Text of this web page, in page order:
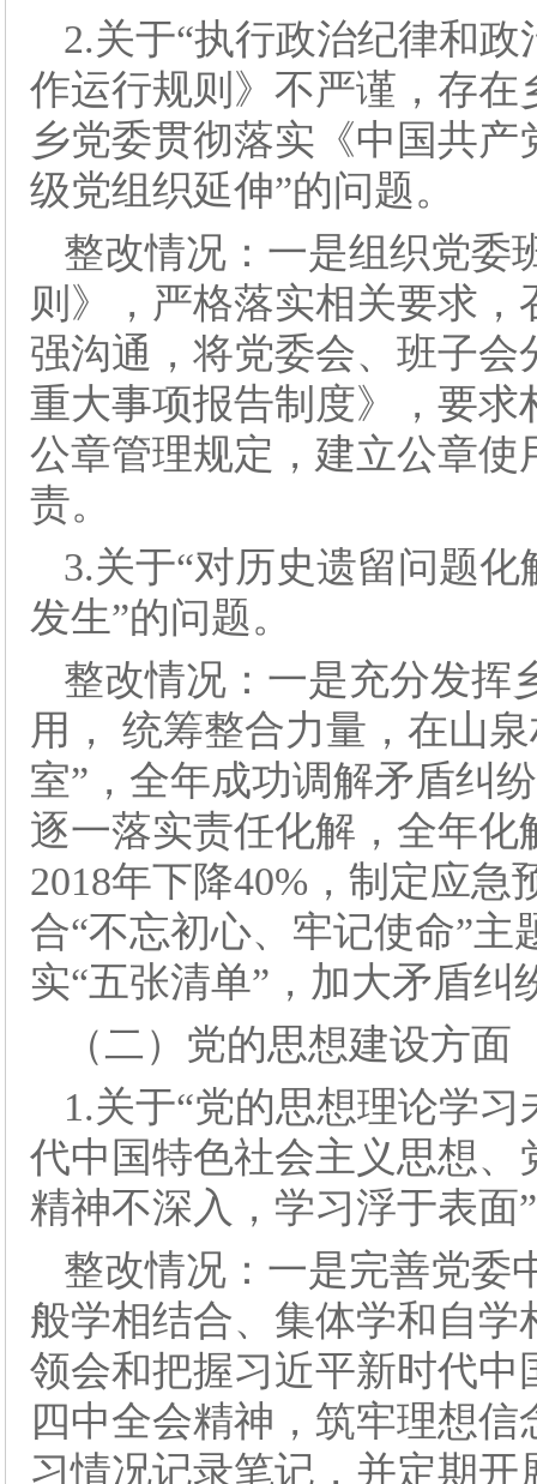
2.关于“执行政治纪律和
作运行规则》不严谨，存
乡党委贯彻落实《中国共
级党组织延伸”的问题。
整改情况：一是组织党委
则》，严格落实相关要求
强沟通，将党委会、班子
重大事项报告制度》，要
公章管理规定，建立公章
责。
3.关于“对历史遗留问题
发生”的问题。
整改情况：一是充分发挥
用， 统筹整合力量，在山
室”，全年成功调解矛盾纠
逐一落实责任化解，全年
2018年下降40%，制定应
合“不忘初心、牢记使命”
实“五张清单”，加大矛盾纠
（二）党的思想建设方面
1.关于“党的思想理论学
代中国特色社会主义思想
精神不深入，学习浮于表面
整改情况：一是完善党委
般学相结合、集体学和自
领会和把握习近平新时代
四中全会精神，筑牢理想
习情况记录笔记，并定期